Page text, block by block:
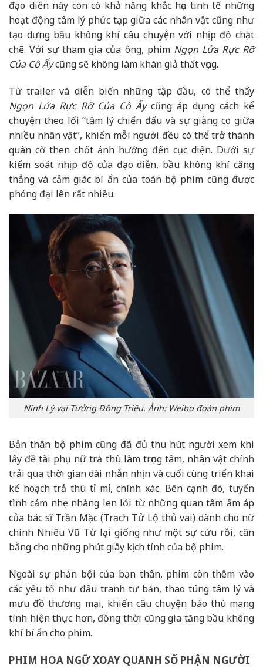
đạo diễn này còn có khả năng khắc họa tinh tế những
hoạt động tâm lý phức tạp giữa các nhân vật cũng như
tạo dựng bầu không khí câu chuyện với nhịp độ chặt
chẽ. Với sự tham gia của ông, phim Ngọn Lửa Rực Rỡ
Của Cô Ấycũng sẽ không làm khán giả thất vọng.
Từ trailer và diễn biến những tập đầu, có thể thấy
Ngọn Lửa Rực Rỡ Của Cô Ấycũng áp dụng cách kể
chuyện theo lối “tâm lý chiến đấu và sự giằng co giữa
nhiều nhân vật”, khiến mỗi người đều có thể trở thành
quân cờ then chốt ảnh hưởng đến cục diện. Dưới sự
kiểm soát nhịp độ của đạo diễn, bầu không khí căng
thẳng và cảm giác bí ẩn của toàn bộ phim cũng được
phóng đại lên rất nhiều.
Ninh Lý vai Tưởng Đông Triều. Ảnh: Weibo đoàn phim
Bản thân bộ phim cũng đã đủ thu hút người xem khi
lấy đề tài phụ nữ trả thù làm trọng tâm, nhân vật chính
trải qua thời gian dài nhẫn nhịn và cuối cùng triển khai
kế hoạch trả thù tỉ mỉ, chính xác. Bên cạnh đó, tuyến
tình cảm nhẹ nhàng len lỏi từ những quan tâm ấm áp
của bác sĩ Trần Mặc (Trạch Tử Lộ thủ vai) dành cho nữ
chính Nhiêu Vũ Từ lại giống như một sự cứu rỗi, cân
bằng cho những phút giây kịch tính của bộ phim.
Ngoài sự phản bội của bạn thân, phim còn thêm vào
các yếu tố như đấu tranh tư bản, thao túng tâm lý và
mưu đồ thương mại, khiến câu chuyện báo thù mang
tính hiện thực hơn, đồng thời cũng gia tăng bầu không
khí bí ẩn cho phim.
PHIM HOA NGỮ XOAY QUANH SỐ PHẬN NGƯỜI